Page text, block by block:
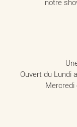
notre
Ouvert du Lundi
Mercredi